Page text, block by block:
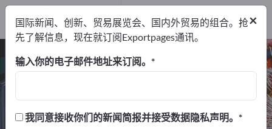
配量称 – 查找制造商和供应商
2 2
出口商2
制造商2×
国际新闻、创新、贸易展览会、国内外贸易的组合。抢
先了解信息，现在就订阅Exportpages通讯。
输入你的电子邮件地址来订阅。
我同意接收你们的新闻简报并接受数据隐私声明。